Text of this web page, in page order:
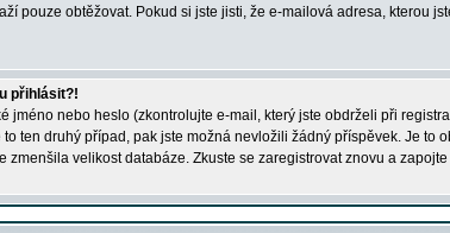
pouze obtěžovat. Pokud si jste jisti, že e-mailová adresa, kterou
přihlásit?!
jméno nebo heslo (zkontrolujte e-mail, který jste obdrželi při
ten druhý případ, pak jste možná nevložili žádný příspěvek. Je to
velikost databáze. Zkuste se zaregistrovat znovu a